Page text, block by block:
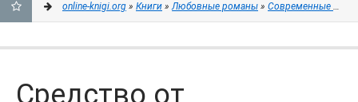
online-knigi.org » Книги »Любовные романы » Современные
Средство от